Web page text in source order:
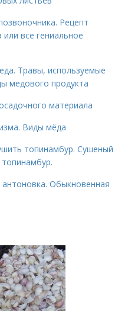
Рецепт
все гениальное
Травы, используемые
медового продукта
материала
Виды мёда
топинамбур. Сушеный
Обыкновенная